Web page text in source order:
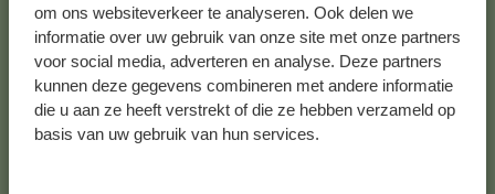
om ons websiteverkeer te analyseren. Ook delen we
informatie over uw gebruik van onze site met onze partners
voor social media, adverteren en analyse. Deze partners
kunnen deze gegevens combineren met andere informatie
die u aan ze heeft verstrekt of die ze hebben verzameld op
basis van uw gebruik van hun services.
Kundenservice/Hilfe
Falls Sie Fragen haben oder Tipps und Hilfe brauchen, wenden